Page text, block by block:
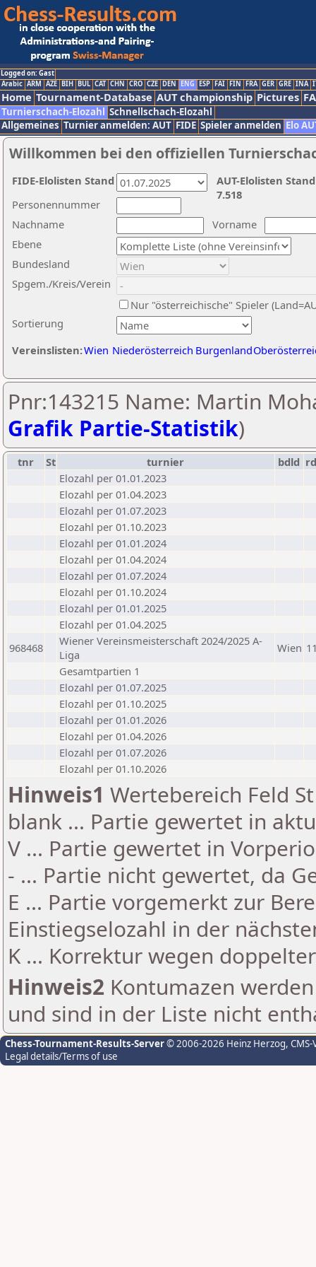
Logged on: Gast
Arabic ARM AZE BIH BUL CAT CHN CRO CZE DEN ENG ESP FAI FIN FRA GER GRE INA
Home Tournament-Database AUT championship Pictures
Turnierschach-Elozahl Schnellschach-Elozahl
Allgemeines Turnier anmelden: AUT FIDE Spieler anmelden Elo
Willkommen bei den offiziellen
Nachname
Vorname
Ebene
Sortierung
Personennummer
Bundesland
Spgem./Kreis/Verein
Nur "österreichische" Spieler
Vereinslisten:Wien Niederösterreich Burgenland
AUT-Elolisten
7.518
FIDE-Elolisten Stand
Pnr:143215 Name: Martin
Grafik Partie-Statistik)
tnr St turnier bdld
Elozahl per 01.01.2023
Elozahl per 01.04.2023
Elozahl per 01.07.2023
Elozahl per 01.10.2023
Elozahl per 01.01.2024
Elozahl per 01.04.2024
Elozahl per 01.07.2024
Elozahl per 01.10.2024
Elozahl per 01.01.2025
Elozahl per 01.04.2025
968468
Wiener Vereinsmeisterschaft 2024/2025 A-
Liga
Wien
Gesamtpartien 1
Elozahl per 01.07.2025
Elozahl per 01.10.2025
Elozahl per 01.01.2026
Elozahl per 01.04.2026
Elozahl per 01.07.2026
Elozahl per 01.10.2026
Hinweis1 Wertebereich Feld
blank ... Partie gewertet in
V ... Partie gewertet in
- ... Partie nicht gewertet, da
E ... Partie vorgemerkt zur
Einstiegselozahl in der
K ... Korrektur wegen
Hinweis2 Kontumazen
und sind in der Liste nicht
Chess-Tournament-Results-Server© 2006-2026 Heinz Herzog,
Legal details/Terms of use